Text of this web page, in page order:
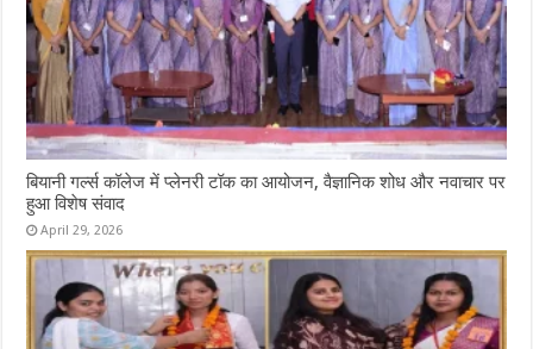
बियानी गर्ल्स कॉलेज में प्लेनरी टॉक का आयोजन, वैज्ञानिक शोध और नवाचार पर
हुआ विशेष संवाद
April 29, 2026